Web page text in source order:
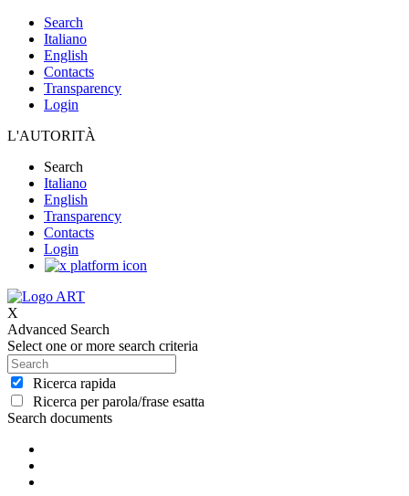
Search
Italiano
English
Contacts
Transparency
Login
L'AUTORITÀ
Search
Italiano
English
Transparency
Contacts
Login
X
Advanced Search
Select one or more search criteria
Ricerca rapida
Ricerca per parola/frase esatta
Search documents